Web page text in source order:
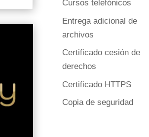
Cursos telefónicos
Entrega adicional de
archivos
Certificado cesión de
derechos
Certificado HTTPS
Copia de seguridad